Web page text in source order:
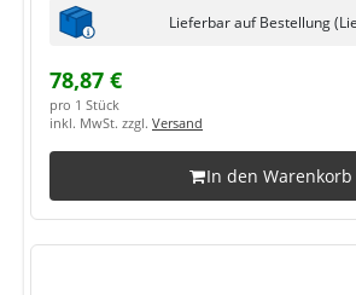
Lieferbar auf Bestellung
78,87 €
pro 1 Stück
inkl. MwSt. zzgl. Versand
In den Warenkorb